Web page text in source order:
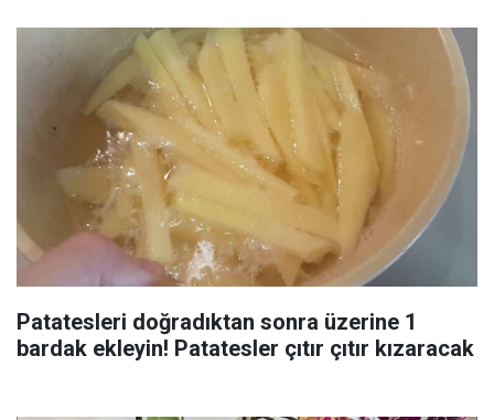
Patatesleri doğradıktan sonra üzerine 1
bardak ekleyin! Patatesler çıtır çıtır kızaracak